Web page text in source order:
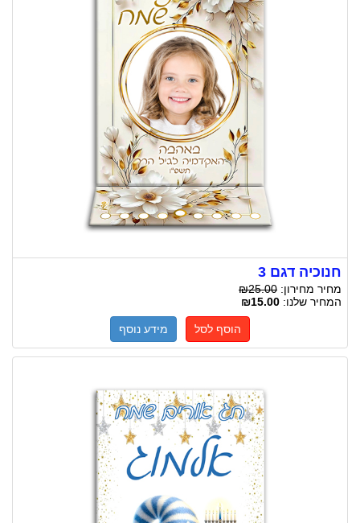
חנוכיה דגם 3
מחיר מחירון: ₪25.00
המחיר שלנו: ₪15.00
הוסף לסל מידע נוסף